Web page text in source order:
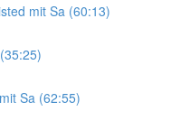
mit Sa (60:13)
Sa (62:55)